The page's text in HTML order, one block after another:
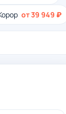
от 39 949 ₽